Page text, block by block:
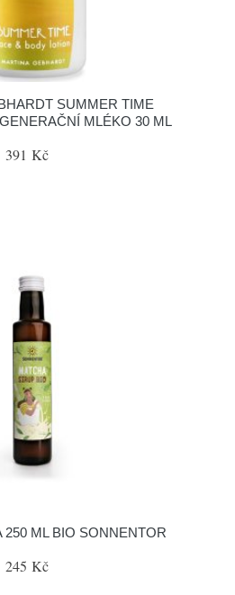
SUMMER TIME
MLÉKO 30 ML
391 Kč
250 ML BIO SONNENTOR
245 Kč